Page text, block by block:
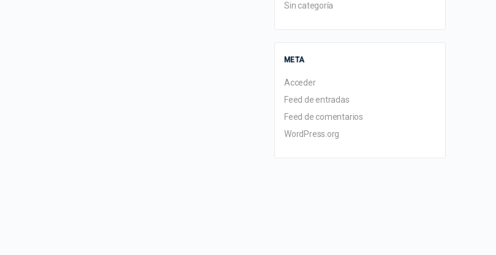
Sin categoría
META
Acceder
Feed de entradas
Feed de comentarios
WordPress.org